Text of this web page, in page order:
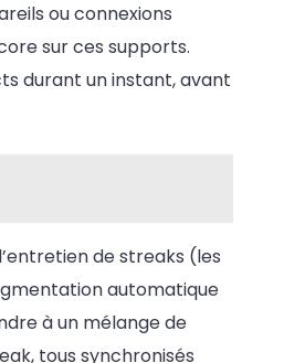
ou connexions
sur ces supports.
durant un instant, avant
de streaks (les
automatique
à un mélange de
tous synchronisés